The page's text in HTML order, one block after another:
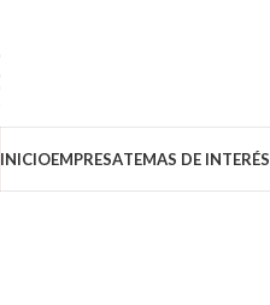
INICIOEMPRESATEMAS DE INTERÉS